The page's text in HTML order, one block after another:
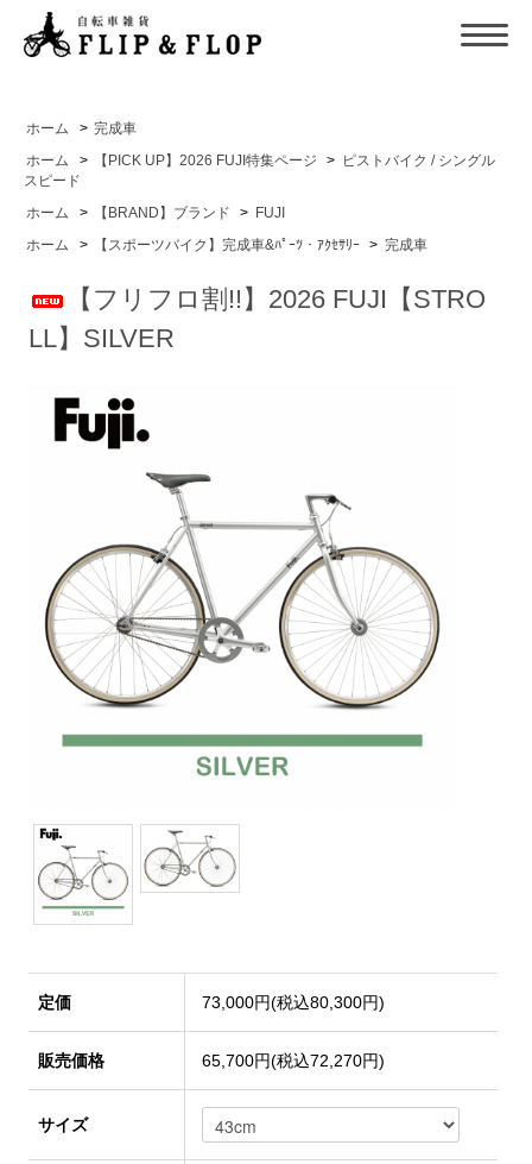
ホーム > 完成車
ホーム
> 【PICK UP】2026 FUJI特集ページ > ピストバイク / シングル
スピード
ホーム
> 【BRAND】ブランド > FUJI
ホーム
> 【スポーツバイク】完成車&ﾊﾟｰﾂ・ｱｸｾｻﾘｰ > 完成車
【フリフロ割!!】2026 FUJI【STRO
LL】SILVER
定価 73,000円(税込80,300円)
販売価格 65,700円(税込72,270円)
サイズ